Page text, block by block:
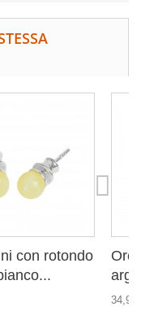
con rotondo
34,99